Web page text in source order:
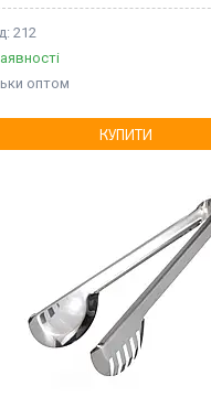
212
оптом
КУПИТИ